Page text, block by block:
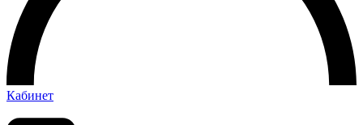
Кабинет